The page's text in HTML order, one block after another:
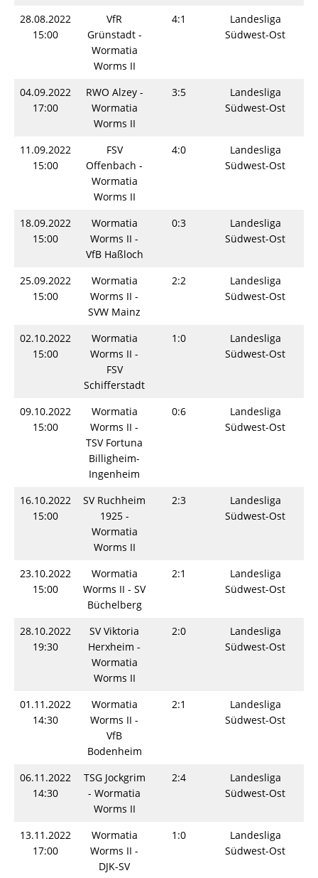
28.08.2022
15:00
VfR
Grünstadt -
Wormatia
Worms II
4:1
Landesliga
Südwest-Ost
04.09.2022
17:00
RWO Alzey -
Wormatia
Worms II
3:5
Landesliga
Südwest-Ost
11.09.2022
15:00
FSV
Offenbach -
Wormatia
Worms II
4:0
Landesliga
Südwest-Ost
18.09.2022
15:00
Wormatia
Worms II -
VfB Haßloch
0:3
Landesliga
Südwest-Ost
25.09.2022
15:00
Wormatia
Worms II -
SVW Mainz
2:2
Landesliga
Südwest-Ost
02.10.2022
15:00
Wormatia
Worms II -
FSV
Schifferstadt
1:0
Landesliga
Südwest-Ost
09.10.2022
15:00
Wormatia
Worms II -
TSV Fortuna
Billigheim-
Ingenheim
0:6
Landesliga
Südwest-Ost
16.10.2022
15:00
SV Ruchheim
1925 -
Wormatia
Worms II
2:3
Landesliga
Südwest-Ost
23.10.2022
15:00
Wormatia
Worms II - SV
Büchelberg
2:1
Landesliga
Südwest-Ost
28.10.2022
19:30
SV Viktoria
Herxheim -
Wormatia
Worms II
2:0
Landesliga
Südwest-Ost
01.11.2022
14:30
Wormatia
Worms II -
VfB
Bodenheim
2:1
Landesliga
Südwest-Ost
06.11.2022
14:30
TSG Jockgrim
- Wormatia
Worms II
2:4
Landesliga
Südwest-Ost
13.11.2022
17:00
Wormatia
Worms II -
DJK-SV
1:0
Landesliga
Südwest-Ost